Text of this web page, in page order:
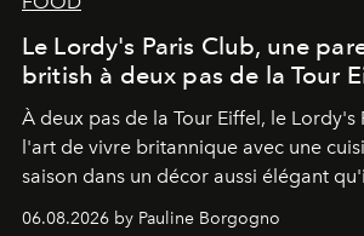
Le Lordy's Paris Club, une
british à deux pas de la Tour
À deux pas de la Tour Eiffel, le Lordy's
l'art de vivre britannique avec une
saison dans un décor aussi élégant
06.08.2026 by Pauline Borgogno